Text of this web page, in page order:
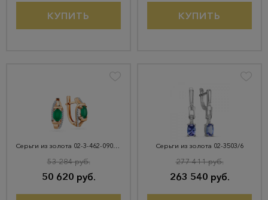
КУПИТЬ КУПИТЬ
Серьги из золота 02-3-462-0901-011
50 620 руб.
53 284 руб.
Серьги из золота 02-3503/6
263 540 руб.
277 411 руб.